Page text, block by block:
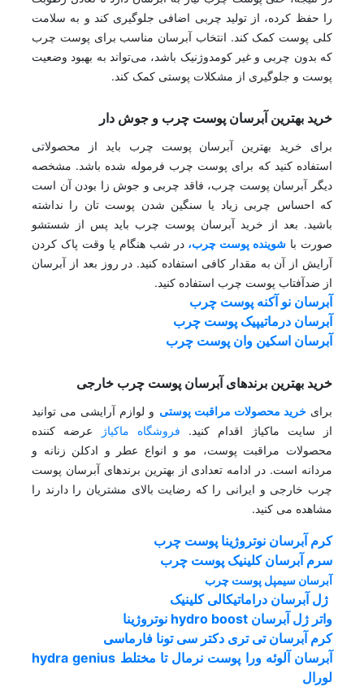
را حفظ کرده، از تولید چربی اضافی جلوگیری کند و به سلامت
کلی پوست کمک کند. انتخاب آبرسان مناسب برای پوست چرب
که بدون چربی و غیر کومدوژنیک باشد، می‌تواند به بهبود وضعیت
پوست و جلوگیری از مشکلات پوستی کمک کند.
خرید بهترین آبرسان پوست چرب و جوش دار
برای خرید بهترین آبرسان پوست چرب باید از محصولاتی
استفاده کنید که برای پوست چرب فرموله شده باشد. مشخصه
دیگر آبرسان پوست چرب، فاقد چربی و جوش زا بودن آن است
که احساس چربی زیاد یا سنگین شدن پوست تان را نداشته
باشید. بعد از خرید آبرسان پوست چرب باید پس از شستشو
صورت با شوینده پوست چرب، در شب هنگام یا وقت پاک کردن
آرایش از آن به مقدار کافی استفاده کنید. در روز بعد از آبرسان
از ضدآفتاب پوست چرب استفاده کنید.
آبرسان نو آکنه پوست چرب
آبرسان درماتیپیک پوست چرب
آبرسان اسکین وان پوست چرب
خرید بهترین برندهای آبرسان پوست چرب خارجی
برایخرید محصولات مراقبت پوستی و لوازم آرایشی می توانید
از سایت ماکیاژ اقدام کنید. فروشگاه ماکیاژ
عرضه کننده
محصولات مراقبت پوست، مو و انواع عطر و ادکلن زنانه و
مردانه است. در ادامه تعدادی از بهترین برندهای آبرسان پوست
چرب خارجی و ایرانی را که رضایت بالای مشتریان را دارند را
مشاهده می کنید.
کرم آبرسان نوتروژینا پوست چرب
سرم آبرسان کلینیک پوست چرب
آبرسان سیمپل پوست چرب
ژل آبرسان دراماتیکالی کلینیک
واتر ژل آبرسان hydro boost نوتروژینا
کرم آبرسان تی تری دکتر سی تونا فارماسی
آبرسان آلوئه ورا پوست نرمال تا مختلط hydra genius
لورال